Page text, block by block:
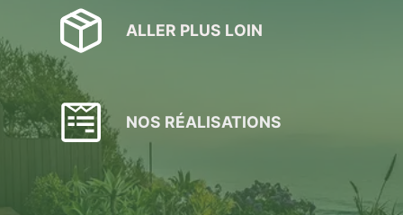
variations.
Les
options
peuvent
être
choisies
sur
page
du
produit
ALLER PLUS LOIN
NOS RÉALISATIONS